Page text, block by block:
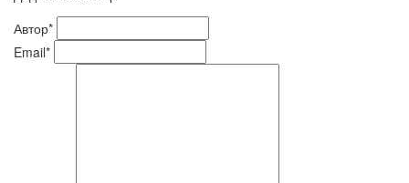
Автор*
Email*